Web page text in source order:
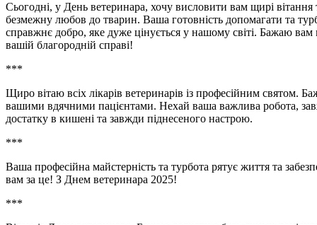
Сьогодні, у День ветеринара, хочу висловити вам щирі
безмежну любов до тварин. Ваша готовність допомагати та
справжнє добро, яке дуже цінується у нашому світі. Бажаю вам
вашій благородній справі!
***
Щиро вітаю всіх лікарів ветеринарів із професійним святом.
вашими вдячними пацієнтами. Нехай ваша важлива робота,
достатку в кишені та завжди піднесеного настрою.
***
Ваша професійна майстерність та турбота рятує життя та
вам за це! З Днем ветеринара 2025!
***